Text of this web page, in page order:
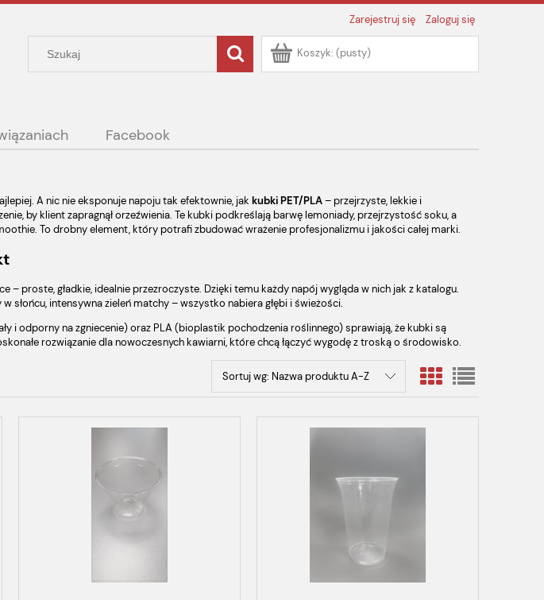
Zarejestruj się Zaloguj się
Koszyk: (pusty)
Facebook
A nic nie eksponuje napoju tak efektownie, jak kubki PET/PLA– przejrzyste, lekkie i
by klient zapragnął orzeźwienia. Te kubki podkreślają barwę lemoniady, przejrzystość soku, a
To drobny element, który potrafi zbudować wrażenie profesjonalizmu i jakości całej marki.
– proste, gładkie, idealnie przezroczyste. Dzięki temu każdy napój wygląda w nich jak z katalogu.
słońcu, intensywna zieleń matchy – wszystko nabiera głębi i świeżości.
i odporny na zgniecenie) oraz PLA (bioplastik pochodzenia roślinnego) sprawiają, że kubki są
rozwiązanie dla nowoczesnych kawiarni, które chcą łączyć wygodę z troską o środowisko.
Sortuj wg: Nazwa produktu A-Z